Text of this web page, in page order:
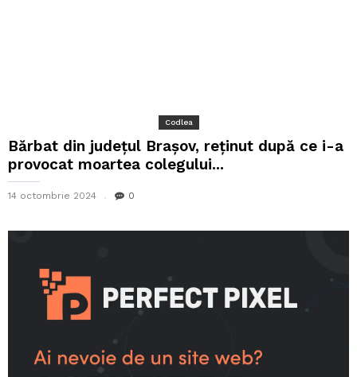
Codlea
Bărbat din județul Brașov, reținut după ce i-a
provocat moartea colegului...
14 octombrie 2024 0